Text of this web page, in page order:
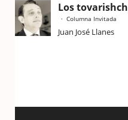
Los
Columna Invitada
Juan José Llanes